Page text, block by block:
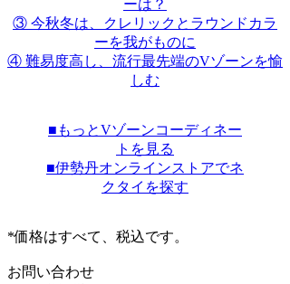
ーは？
③ 今秋冬は、クレリックとラウンドカラ
ーを我がものに
④ 難易度高し、流行最先端のVゾーンを愉
しむ
■もっとVゾーンコーディネー
トを見る
■伊勢丹オンラインストアでネ
クタイを探す
*価格はすべて、税込です。
お問い合わせ